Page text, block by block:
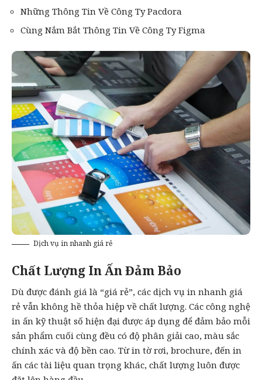
Những Thông Tin Về Công Ty Pacdora
Cùng Nắm Bắt Thông Tin Về Công Ty Figma
Dịch vụ in nhanh giá rẻ
Chất Lượng In Ấn Đảm Bảo
Dù được đánh giá là “giá rẻ”, các dịch vụ in nhanh giá
rẻ vẫn không hề thỏa hiệp về chất lượng. Các công nghệ
in ấn kỹ thuật số hiện đại được áp dụng để đảm bảo mỗi
sản phẩm cuối cùng đều có độ phân giải cao, màu sắc
chính xác và độ bền cao. Từin tờ rơi, brochure, đến in
ấn các tài liệu quan trọng khác, chất lượng luôn được